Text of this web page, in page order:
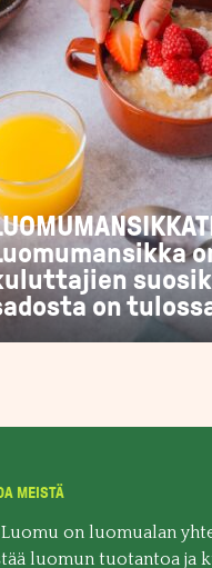
on
MEISTÄ
on luomualan
luomun tuotantoa ja